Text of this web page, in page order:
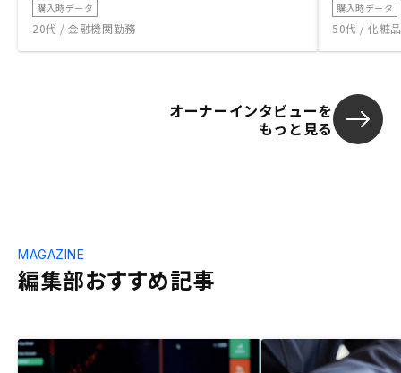
購入時データ
20代 / 金融機関勤務
購入時データ
50代 / 化粧
オーナーインタビューを
もっと見る
編集部おすすめ記事
MAGAZINE